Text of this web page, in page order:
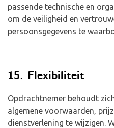
passende technische en
om de veiligheid en
persoonsgegevens te
15. Flexibiliteit
Opdrachtnemer behoudt
algemene voorwaarden,
dienstverlening te wijzigen.